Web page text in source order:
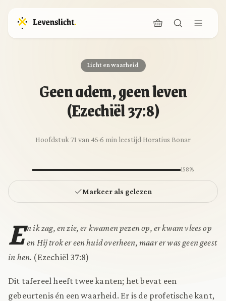
Licht en waarheid
Geen adem, geen leven
(Ezechiël 37:8)
Hoofdstuk 71 van 45·6 min leestijd·Horatius Bonar
158%
Markeer als gelezen
E n ik zag, en zie, er kwamen pezen op, er kwam vlees op
en Hij trok er een huid overheen, maar er was geen geest
in hen. (Ezechiël 37:8)
Dit tafereel heeft twee kanten; het bevat een
gebeurtenis én een waarheid. Er is de profetische kant,